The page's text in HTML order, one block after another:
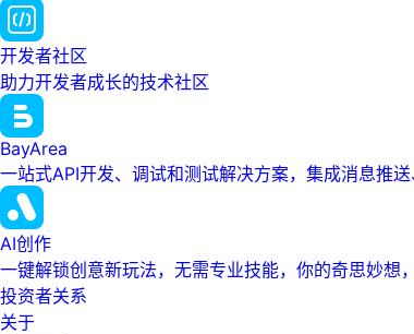
开发者社区
助力开发者成长的技术社区
BayArea
一站式API开发、调试和测试解决方案，集成消息推
AI创作
一键解锁创意新玩法，无需专业技能，你的奇思妙想
投资者关系
关于